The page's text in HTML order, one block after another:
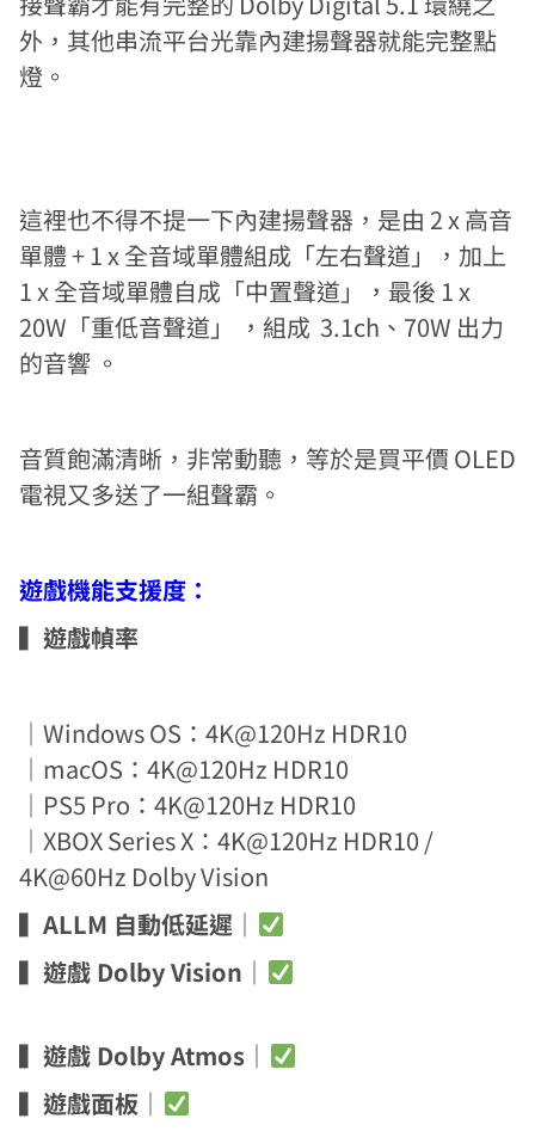
外，其他串流平台光靠內建揚聲器就能完整點
燈。
這裡也不得不提一下內建揚聲器，是由 2 x 高音
單體 + 1 x 全音域單體組成「左右聲道」，加上
1 x 全音域單體自成「中置聲道」，最後 1 x
20W「重低音聲道」 ，組成 3.1ch、70W 出力
的音響 。
音質飽滿清晰，非常動聽，等於是買平價 OLED
電視又多送了一組聲霸。
遊戲機能支援度：
▍遊戲幀率
｜Windows OS：4K@120Hz HDR10
｜macOS：4K@120Hz HDR10
｜PS5 Pro：4K@120Hz HDR10
｜XBOX Series X：4K@120Hz HDR10 /
4K@60Hz Dolby Vision
▍ALLM 自動低延遲 ｜
▍遊戲 Dolby Vision ｜
▍遊戲 Dolby Atmos ｜
▍遊戲面板 ｜